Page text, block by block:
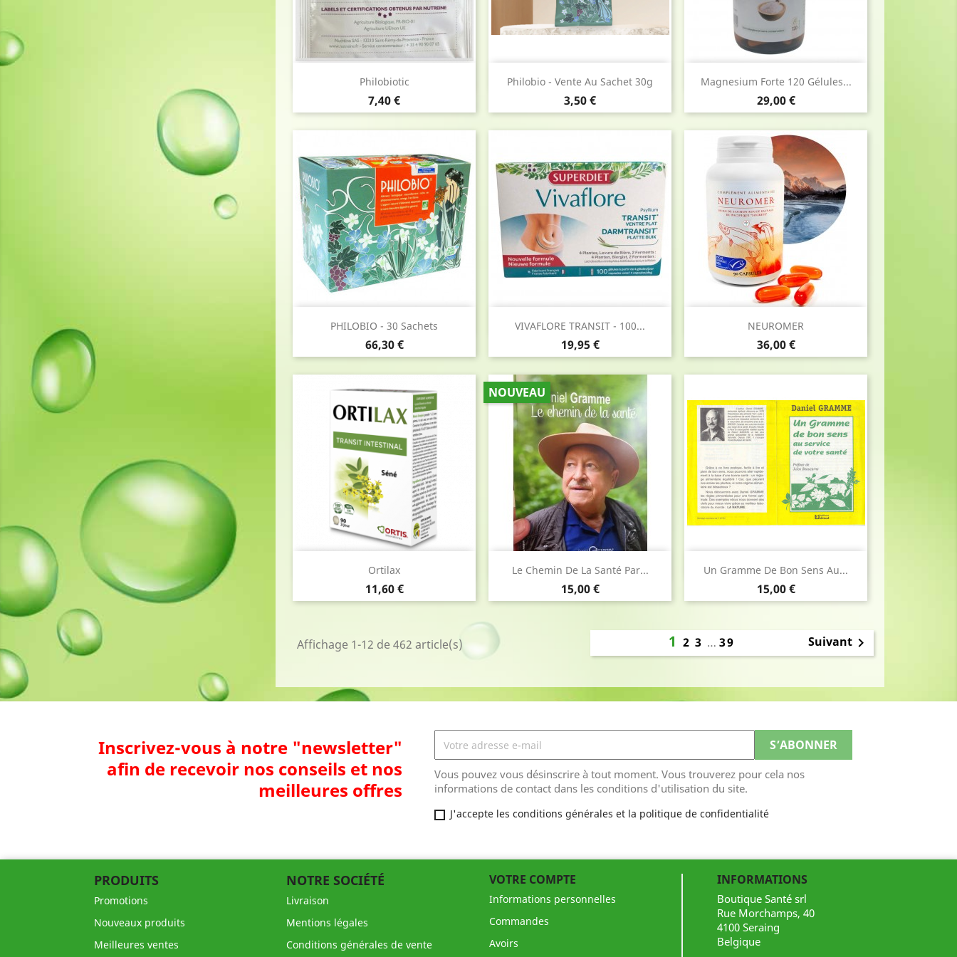
Philobiotic
Prix
7,40 €
Aperçu rapide Philobio - Vente Au Sachet 30g
Prix
3,50 €
 Aperçu rapide Magnesium Forte 120 Gélules...
Prix
29,00 €
Aperçu rapide
PHILOBIO - 30 Sachets
Prix
66,30 €
Aperçu rapide VIVAFLORE TRANSIT - 100...
Prix
19,95 €
Aperçu rapide NEUROMER
Prix
36,00 €
Aperçu rapide
Ortilax
Prix
11,60 €
Aperçu rapide Le Chemin De La Santé Par...
Prix
15,00 €
NOUVEAU
Aperçu rapide Un Gramme De Bon Sens Au...
Prix
15,00 €
Aperçu rapide
Affichage 1-12 de 462 article(s) 1 2 3 … 39 Suivant
Inscrivez-vous à notre "newsletter"
afin de recevoir nos conseils et nos
meilleures offres
Vous pouvez vous désinscrire à tout moment. Vous trouverez pour cela nos
informations de contact dans les conditions d'utilisation du site.
J'accepte les conditions générales et la politique de confidentialité
PRODUITS
Promotions
Nouveaux produits
Meilleures ventes
NOTRE SOCIÉTÉ
Livraison
Mentions légales
Conditions générales de vente
VOTRE COMPTE
Informations personnelles
Commandes
Avoirs
INFORMATIONS
Boutique Santé srl
Rue Morchamps, 40
4100 Seraing
Belgique